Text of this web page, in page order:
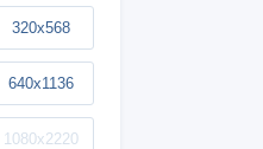
320x568
640x1136
1080x2220